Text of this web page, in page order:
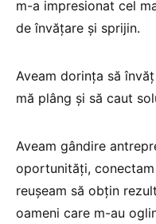
m-a impresionat cel
de învățare și sprijin.
Aveam dorința să
mă plâng și să caut
Aveam gândire
oportunități,
reușeam să obțin
oameni care m-au